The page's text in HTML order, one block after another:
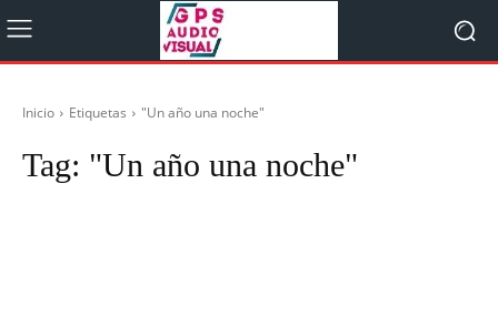
Inicio Etiquetas "Un año una noche"
Tag: "Un año una noche"